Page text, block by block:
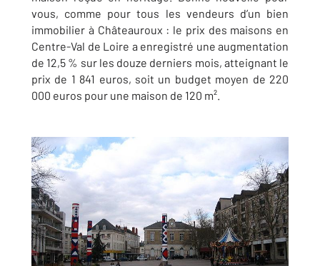
vous, comme pour tous les vendeurs d’un bien
immobilier à Châteauroux : le prix des maisons en
Centre-Val de Loire a enregistré une augmentation
de 12,5 % sur les douze derniers mois, atteignant le
prix de 1 841 euros, soit un budget moyen de 220
000 euros pour une maison de 120 m².